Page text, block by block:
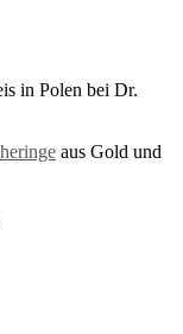
in Polen bei Dr.
aus Gold und